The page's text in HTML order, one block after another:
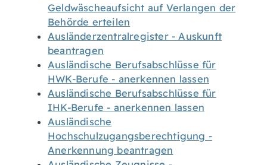
Geldwäscheaufsicht auf Verlangen der
Behörde erteilen
Ausländerzentralregister - Auskunft
beantragen
Ausländische Berufsabschlüsse für
HWK-Berufe - anerkennen lassen
Ausländische Berufsabschlüsse für
IHK-Berufe - anerkennen lassen
Ausländische
Hochschulzugangsberechtigung -
Anerkennung beantragen